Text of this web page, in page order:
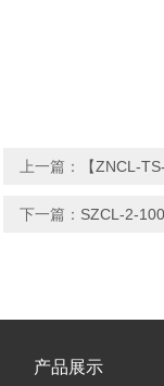
上一篇： 【ZNCL-
下一篇： SZCL-2-
产品展示